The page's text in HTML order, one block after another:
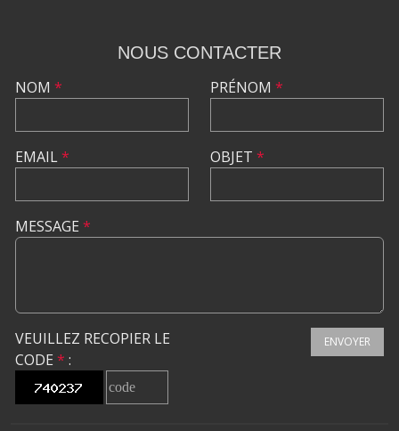
NOUS CONTACTER
NOM *
EMAIL*
PRÉNOM *
OBJET *
MESSAGE *
VEUILLEZ RECOPIER LE
CODE * :
ENVOYER